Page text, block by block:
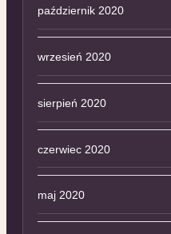
październik 2020
wrzesień 2020
sierpień 2020
czerwiec 2020
maj 2020